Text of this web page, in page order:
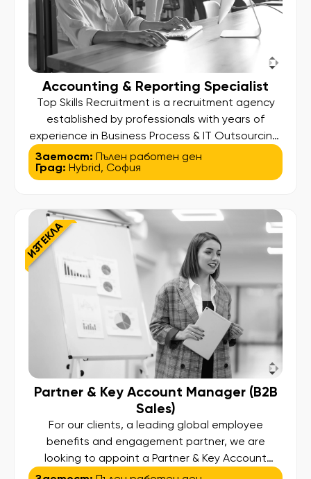
Accounting & Reporting Specialist
Top Skills Recruitment is a recruitment agency
established by professionals with years of
experience in Business Process & IT Outsourcing.
Our higher aim is to find and bring out the best in
our candidates so they can land their desired
Заетост: Пълен работен ден
Град: Hybrid, София
ИЗТЕКЛА
Partner & Key Account Manager (B2B
Sales)
For our clients, a leading global employee
benefits and engagement partner, we are
looking to appoint a Partner & Key Account
Manager (B2B Sales). This is a sales-driven role